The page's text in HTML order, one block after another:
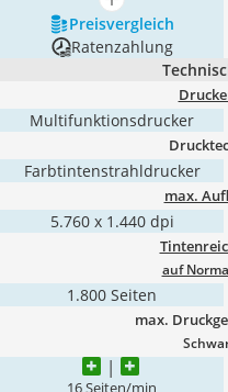
mehr anzeigen
Preis­vergleich
Ratenzahlung
Multifunktionsdrucker
Farbtintenstrahldrucker
max.
5.760 x 1.440 dpi
auf
1.800 Seiten
max.
16 Seiten/min